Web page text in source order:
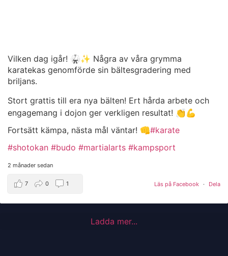
Vilken dag igår! 🥋✨ Några av våra grymma
karatekas genomförde sin bältesgradering med
briljans.
Stort grattis till era nya bälten! Ert hårda arbete och
engagemang i dojon ger verkligen resultat! 👏💪
Fortsätt kämpa, nästa mål väntar! 👊#karate
#shotokan #budo #martialarts #kampsport
2 månader sedan
Läs på Facebook · Dela
7 0 1
Ladda mer...